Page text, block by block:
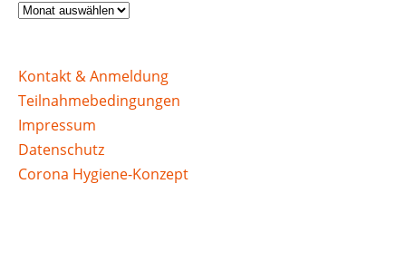
Kontakt & Anmeldung
Teilnahmebedingungen
Impressum
Datenschutz
Corona Hygiene-Konzept